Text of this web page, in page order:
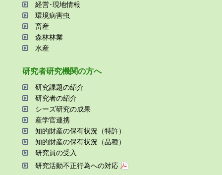
経営･現地情報
環境病害⾍
畜産
森林林業
⽔産
研究者研究機関の⽅へ
研究課題の紹介
研究者の紹介
シーズ研究の成果
産学官連携
知的財産の保有状況（特許）
知的財産の保有状況（品種）
研究員の受⼊
研究活動不正⾏為への対応